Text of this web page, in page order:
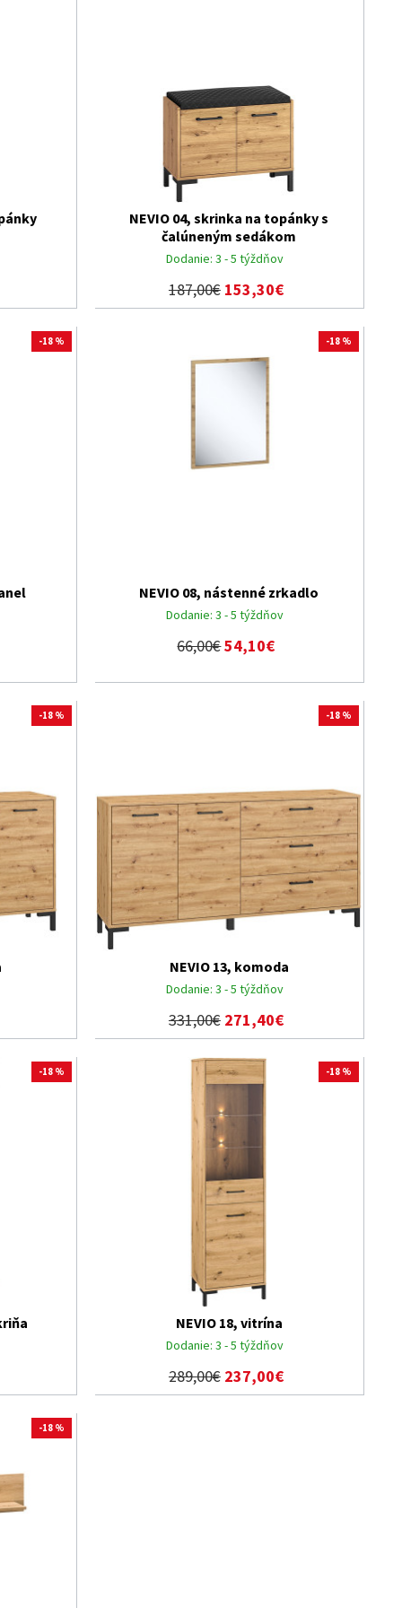
Dodanie: 3 - 5 týždňov
NEVIO 04, skrinka na topánky s
čalúneným sedákom
187,00€ 153,30€
-18 % -18 %
Dodanie: 3 - 5 týždňov
NEVIO 08, nástenné zrkadlo
66,00€54,10€
-18 % -18 %
Dodanie: 3 - 5 týždňov
NEVIO 13, komoda
331,00€ 271,40€
-18 % -18 %
Dodanie: 3 - 5 týždňov
NEVIO 18, vitrína
289,00€ 237,00€
-18 %